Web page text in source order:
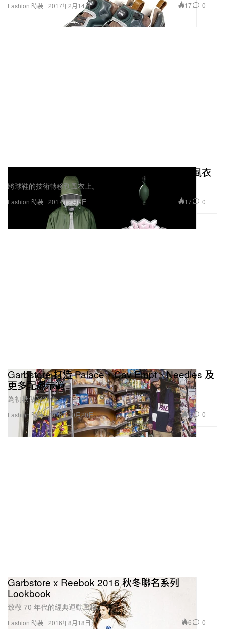
Fashion 時裝 2017年2月14日 17 0
Fashion 時裝
Garbstore x Reebok Pump 技術注入之機能風衣
將球鞋的技術轉移到風衣上。
2017年2月6日 17 0
Fashion 時裝
Garbstore 打造 Palace、Cav Empt、Needles 及
更多配襯示範
為初秋做好準備。
2016年10月20日 6 0
Fashion 時裝
Garbstore x Reebok 2016 秋冬聯名系列
Lookbook
致敬 70 年代的經典運動風格。
2016年8月18日 6 0